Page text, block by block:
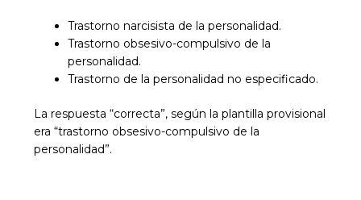
Trastorno narcisista de la personalidad.
Trastorno obsesivo-compulsivo de la
personalidad.
Trastorno de la personalidad no especificado.
La respuesta “correcta”, según la plantilla provisional
era “trastorno obsesivo-compulsivo de la
personalidad”.